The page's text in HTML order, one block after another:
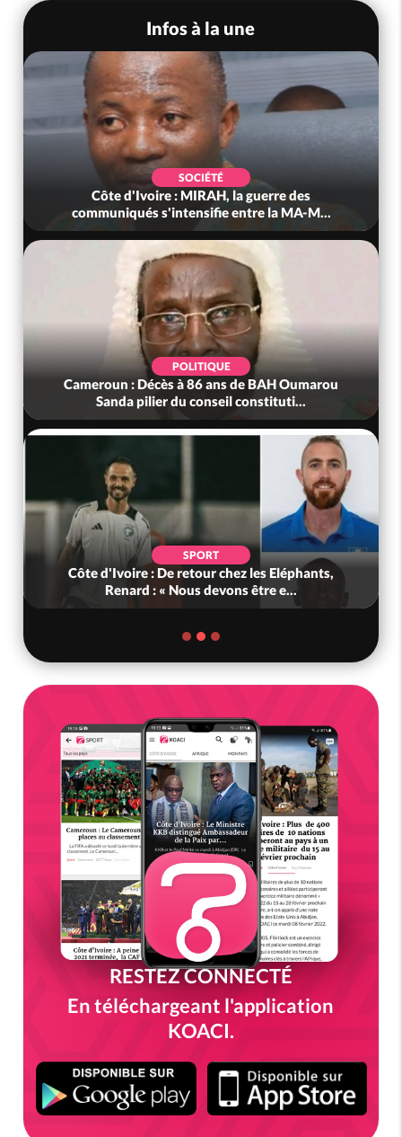
Infos à la une
SOCIÉTÉ
Côte d'Ivoire : MIRAH, la guerre des
communiqués s'intensifie entre la MA-M...
POLITIQUE
Cameroun : Décès à 86 ans de BAH Oumarou
Sanda pilier du conseil constituti...
SPORT
Côte d'Ivoire : De retour chez les Eléphants,
Renard : « Nous devons être e...
RESTEZ CONNECTÉ
En téléchargeant l'application
KOACI.